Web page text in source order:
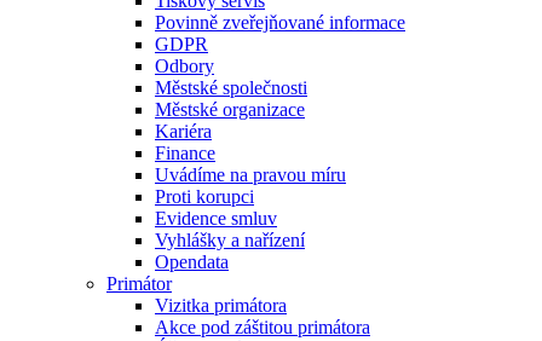
Povinně zveřejňované informace
GDPR
Odbory
Městské společnosti
Městské organizace
Kariéra
Finance
Uvádíme na pravou míru
Proti korupci
Evidence smluv
Vyhlášky a nařízení
Opendata
Primátor
Vizitka primátora
Akce pod záštitou primátora